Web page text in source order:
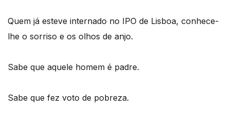
Quem já esteve internado no IPO de Lisboa, conhece-
lhe o sorriso e os olhos de anjo.
Sabe que aquele homem é padre.
Sabe que fez voto de pobreza.